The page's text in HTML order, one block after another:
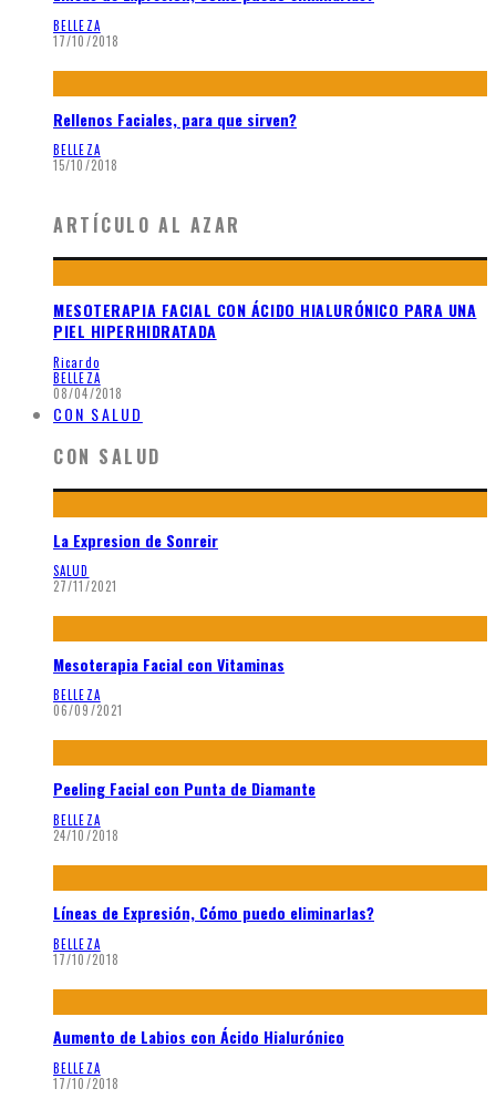
BELLEZA
17/10/2018
Rellenos Faciales, para que sirven?
BELLEZA
15/10/2018
ARTÍCULO AL AZAR
MESOTERAPIA FACIAL CON ÁCIDO HIALURÓNICO PARA UNA
PIEL HIPERHIDRATADA
Ricardo
BELLEZA
08/04/2018
CON SALUD
CON SALUD
La Expresion de Sonreir
SALUD
27/11/2021
Mesoterapia Facial con Vitaminas
BELLEZA
06/09/2021
Peeling Facial con Punta de Diamante
BELLEZA
24/10/2018
Líneas de Expresión, Cómo puedo eliminarlas?
BELLEZA
17/10/2018
Aumento de Labios con Ácido Hialurónico
BELLEZA
17/10/2018